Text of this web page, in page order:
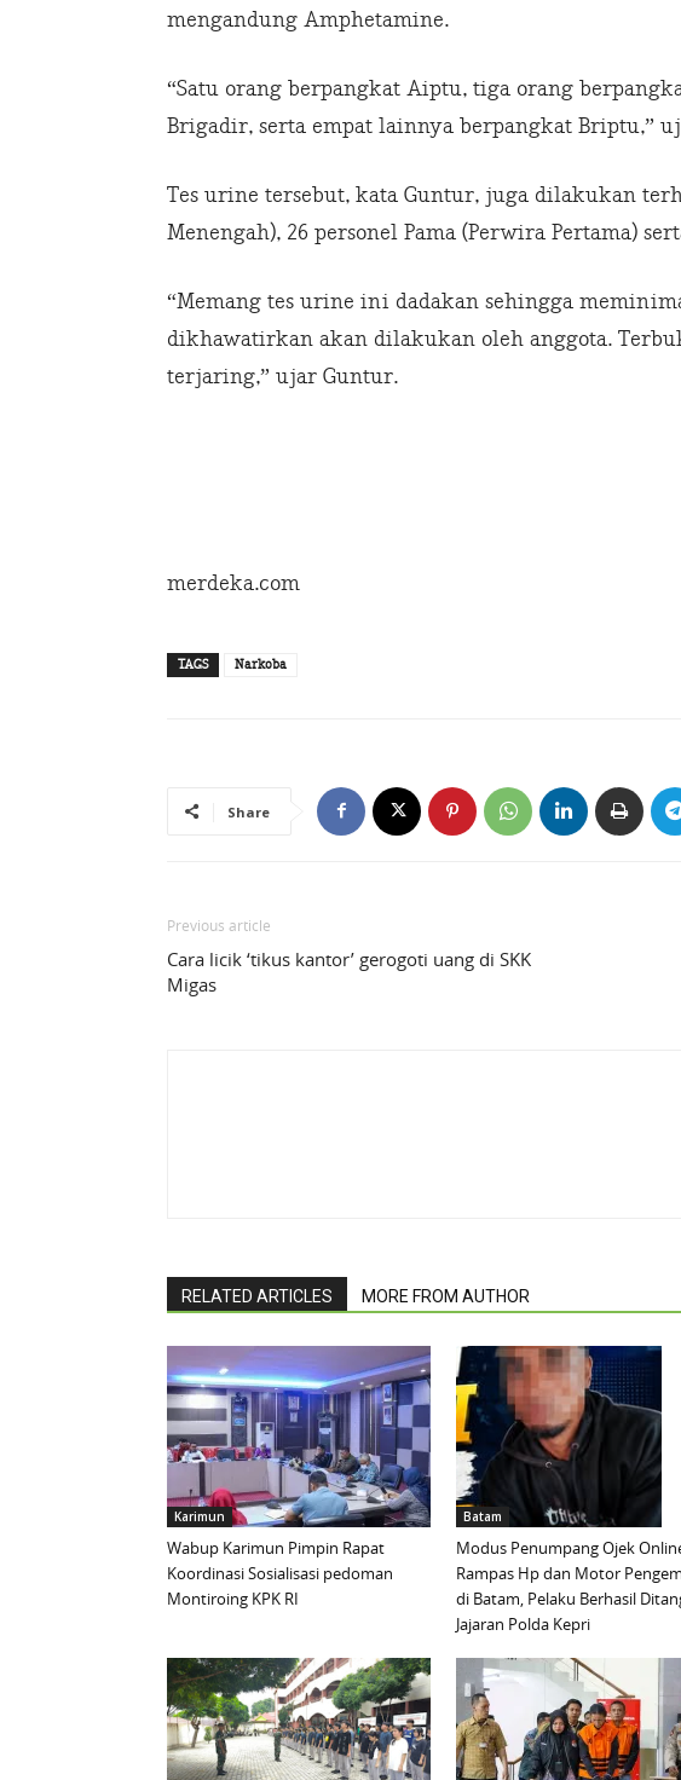
mengandung Amphetamine.
“Satu orang berpangkat Aiptu, tiga orang
Brigadir, serta empat lainnya berpangkat Briptu,”
Tes urine tersebut, kata Guntur, juga dilakukan
Menengah), 26 personel Pama (Perwira Pertama)
“Memang tes urine ini dadakan sehingga
dikhawatirkan akan dilakukan oleh anggota.
terjaring,” ujar Guntur.
merdeka.com
TAGS Narkoba
Share
Previous article
Cara licik ‘tikus kantor’ gerogoti uang di SKK
Migas
RELATED ARTICLES MORE FROM AUTHOR
Karimun
Wabup Karimun Pimpin Rapat
Koordinasi Sosialisasi pedoman
Montiroing KPK RI
Batam
Modus Penumpang Ojek
Rampas Hp dan Motor
di Batam, Pelaku Berhasil
Jajaran Polda Kepri